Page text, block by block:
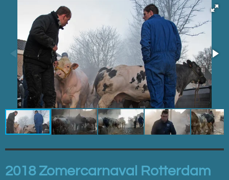
2018 Zomercarnaval Rotterdam